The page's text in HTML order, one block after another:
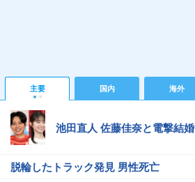
主要 国内 海外
池田直人 佐藤佳奈と電撃結婚
脱輪したトラック発見 男性死亡